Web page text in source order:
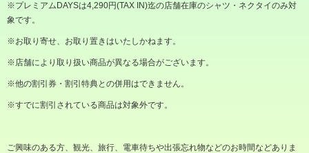
※プレミアム DAYSは4,290円(TAX IN)迄の店舗在庫のシャツ・ネクタイのみ対
象です。
※お取り寄せ、お取り置きはいたしかねます。
※店舗により取り扱い商品が異なる場合がございます。
※他の割引券・割引特典との併用はできません。
※すでに割引されている商品は対象外です。
ご興味のある方、観光、旅行、電車待ちや出張忘れ物などのお時間などありま